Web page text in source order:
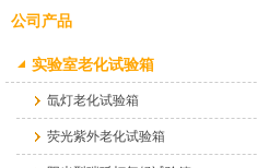
公司产品
实验室老化试验箱
氙灯老化试验箱
荧光紫外老化试验箱